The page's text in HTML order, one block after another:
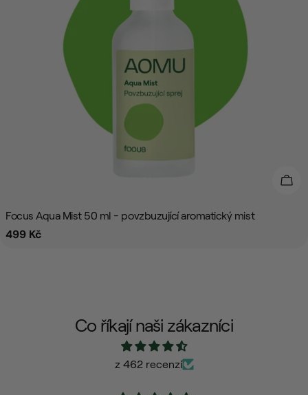
Focus Aqua Mist 50 ml - povzbuzující aromatický mist
Běžná
499 Kč
Co říkají naši zákazníci
z 462 recenzí